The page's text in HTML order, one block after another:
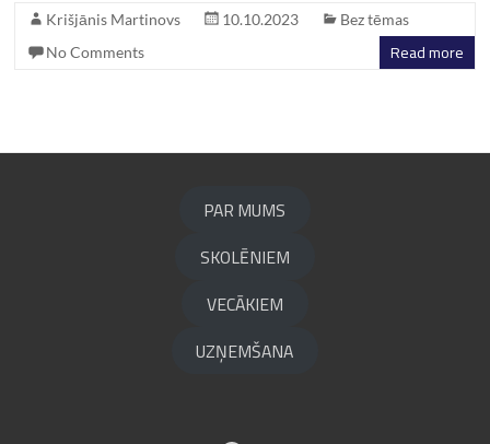
Krišjānis Martinovs 10.10.2023
Bez tēmas
No Comments
Read more
PAR MUMS
SKOLĒNIEM
VECĀKIEM
UZŅEMŠANA